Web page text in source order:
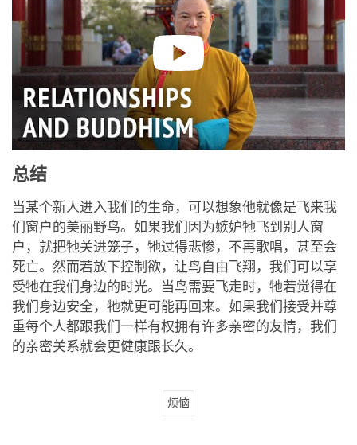
总结
当某个新人进入我们的生命，可以想象他就像是飞来我
们窗户的美丽野鸟。如果我们因为嫉妒牠飞到别人窗
户，就把牠关进笼子，牠过得悲惨，不再歌唱，甚至会
死亡。然而若放下控制欲，让鸟自由飞翔，我们可以享
受牠在我们身边的时光。当鸟需要飞走时，牠若觉得在
我们身边安全，牠就更可能再回来。如果我们接受并尊
重每个人都跟我们一样有权拥有许多亲密的友情，我们
的亲密关系就会更健康跟长久。
烦恼